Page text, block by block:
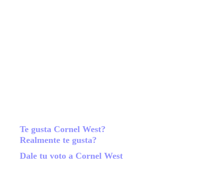
Te gusta Cornel West?
Realmente te gusta?
Dale tu voto a Cornel West